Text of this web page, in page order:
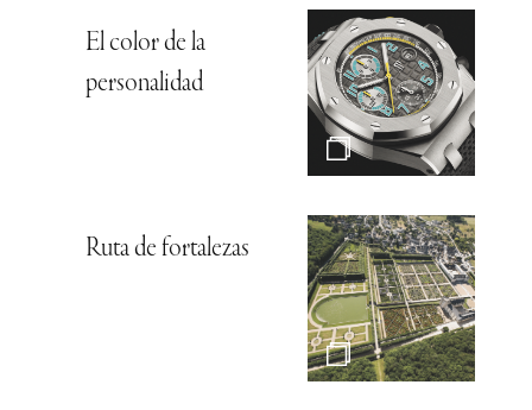
El color de la
personalidad
Ruta de fortalezas